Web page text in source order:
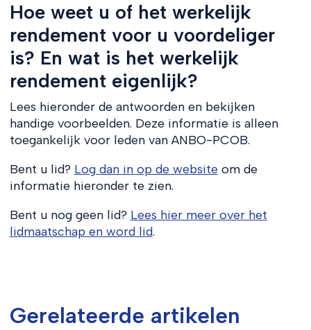
Hoe weet u of het werkelijk
rendement voor u voordeliger
is? En wat is het werkelijk
rendement eigenlijk?
Lees hieronder de antwoorden en bekijken
handige voorbeelden. Deze informatie is alleen
toegankelijk voor leden van ANBO-PCOB.
Bent u lid? Log dan in op de website om de
informatie hieronder te zien.
Bent u nog geen lid? Lees hier meer over het
lidmaatschap en word lid.
Gerelateerde artikelen